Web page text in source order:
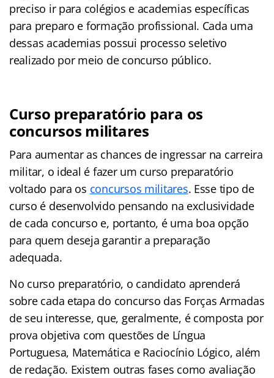
preciso ir para colégios e academias específicas
para preparo e formação profissional. Cada uma
dessas academias possui processo seletivo
realizado por meio de concurso público.
Curso preparatório para os
concursos militares
Para aumentar as chances de ingressar na carreira
militar, o ideal é fazer um curso preparatório
voltado para os concursos militares. Esse tipo de
curso é desenvolvido pensando na exclusividade
de cada concurso e, portanto, é uma boa opção
para quem deseja garantir a preparação
adequada.
No curso preparatório, o candidato aprenderá
sobre cada etapa do concurso das Forças Armadas
de seu interesse, que, geralmente, é composta por
prova objetiva com questões de Língua
Portuguesa, Matemática e Raciocínio Lógico, além
de redação. Existem outras fases como avaliação